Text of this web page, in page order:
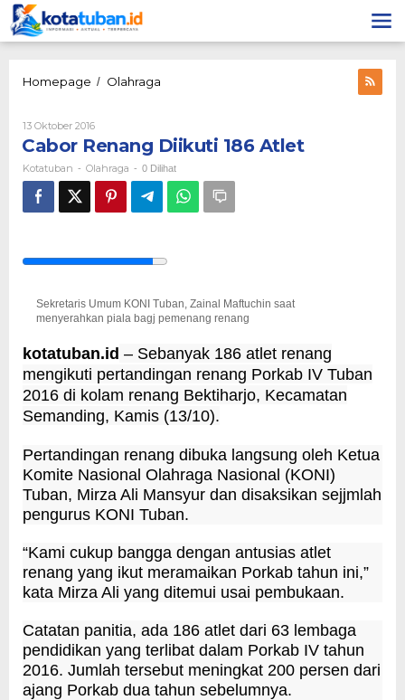
Lewati
ke
konten
Homepage / Olahraga
Atlet
13 Oktober 2016Oleh
Cabor Renang Diikuti 186 Atlet
Kotatuban - Olahraga - 0 Dilihat
Sekretaris Umum KONI Tuban, Zainal Maftuchin saat
menyerahkan piala bagj pemenang renang
kotatuban.id – Sebanyak 186 atlet renang
mengikuti pertandingan renang Porkab IV Tuban
2016 di kolam renang Bektiharjo, Kecamatan
Semanding, Kamis (13/10).
Pertandingan renang dibuka langsung oleh Ketua
Komite Nasional Olahraga Nasional (KONI)
Tuban, Mirza Ali Mansyur dan disaksikan sejjmlah
pengurus KONI Tuban.
“Kami cukup bangga dengan antusias atlet
renang yang ikut meramaikan Porkab tahun ini,”
kata Mirza Ali yang ditemui usai pembukaan.
Catatan panitia, ada 186 atlet dari 63 lembaga
pendidikan yang terlibat dalam Porkab IV tahun
2016. Jumlah tersebut meningkat 200 persen dari
ajang Porkab dua tahun sebelumnya.